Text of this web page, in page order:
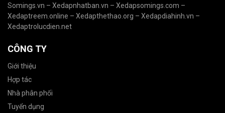
Somings.vn – Xedapnhatban.vn – Xedapsomings.com –
Xedaptreem.online – Xedapthethao.org – Xedapdiahinh.vn –
Xedaptrolucdien.net
CÔNG TY
Giới thiệu
Hợp tác
Nhà phân phối
Tuyển dụng